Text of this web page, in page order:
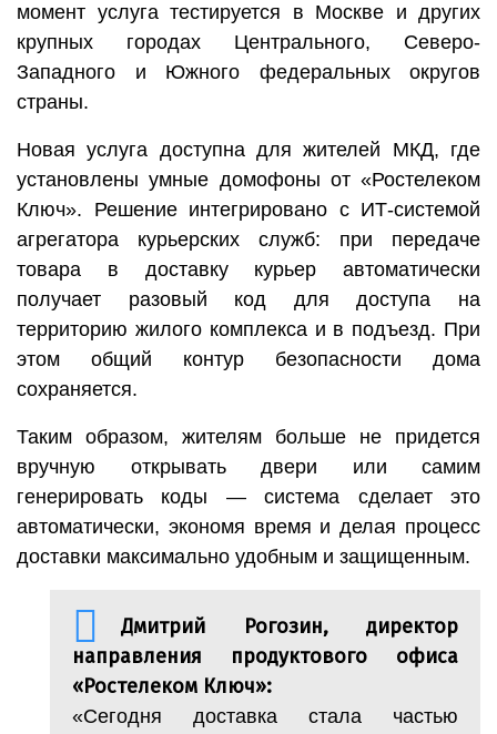
момент услуга тестируется в Москве и других
крупных городах Центрального, Северо-
Западного и Южного федеральных округов
страны.
Новая услуга доступна для жителей МКД, где
установлены умные домофоны от «Ростелеком
Ключ». Решение интегрировано с ИТ-системой
агрегатора курьерских служб: при передаче
товара в доставку курьер автоматически
получает разовый код для доступа на
территорию жилого комплекса и в подъезд. При
этом общий контур безопасности дома
сохраняется.
Таким образом, жителям больше не придется
вручную открывать двери или самим
генерировать коды — система сделает это
автоматически, экономя время и делая процесс
доставки максимально удобным и защищенным.
Дмитрий Рогозин, директор
направления продуктового офиса
«Ростелеком Ключ»:
«Сегодня доставка стала частью